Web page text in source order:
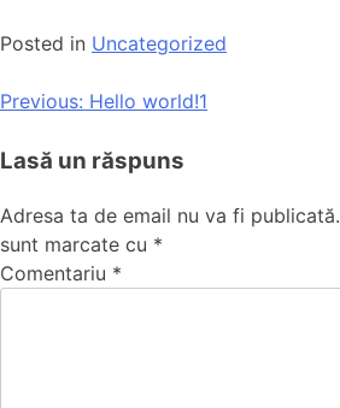
Posted in Uncategorized
Previous: Hello world!1
Lasă un răspuns
Adresa ta de email nu va fi publicată.
sunt marcate cu *
Comentariu *